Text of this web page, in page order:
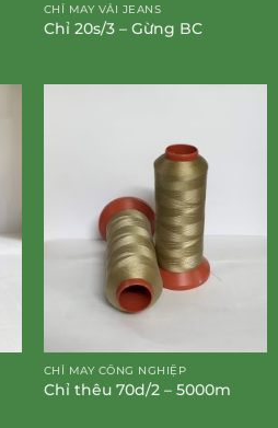
CHỈ MAY VẢI JEANS
Chỉ 20s/3 – Gừng BC
CHỈ MAY CÔNG NGHIỆP
Chỉ thêu 70d/2 – 5000m